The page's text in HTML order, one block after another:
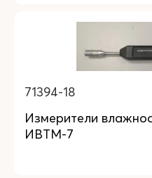
71394-18
Измерители
ИВТМ-7